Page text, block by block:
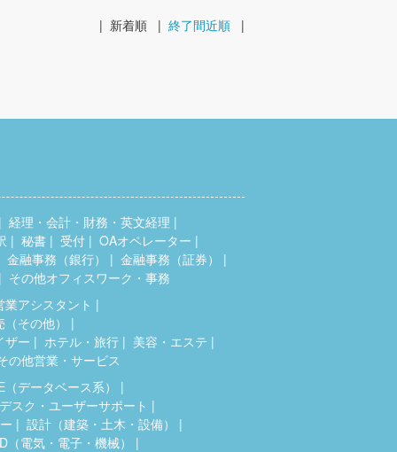
| 新着順 | 終了間近順 |
経理・会計・財務・英文経理
秘書 受付
OAオペレーター
金融事務（銀行）
金融事務（証券）
その他オフィスワーク・事務
業アシスタント
その他）
ザー
ホテル・旅行
美容・エステ
の他営業・サービス
（データベース系）
スク・ユーザーサポート
設計（建築・土木・設備）
（電気・電子・機械）